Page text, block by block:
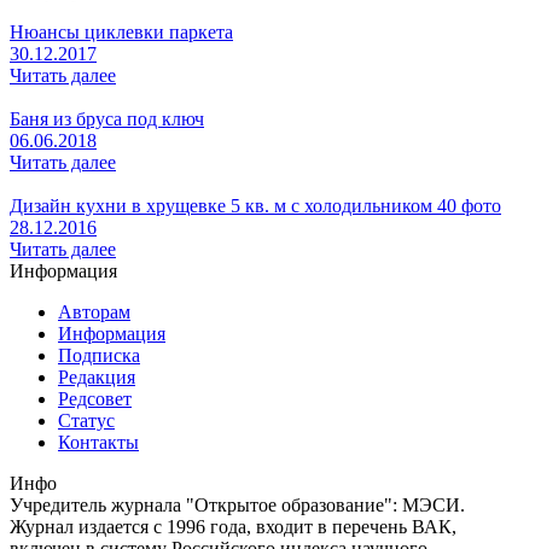
Нюансы циклевки паркета
30.12.2017
Читать далее
Баня из бруса под ключ
06.06.2018
Читать далее
Дизайн кухни в хрущевке 5 кв. м с холодильником 40 фото
28.12.2016
Читать далее
Информация
Авторам
Информация
Подписка
Редакция
Редсовет
Статус
Контакты
Инфо
Учредитель журнала "Открытое образование": МЭСИ.
Журнал издается с 1996 года, входит в перечень ВАК,